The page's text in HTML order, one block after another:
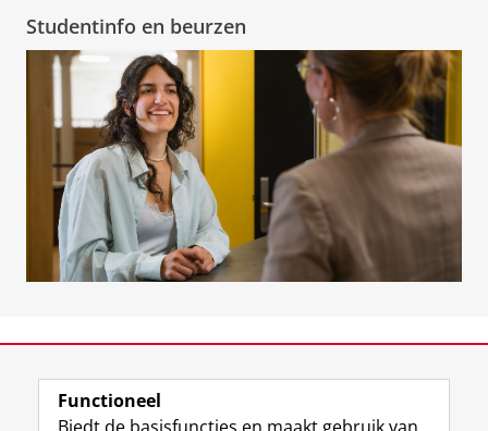
Studentinfo en beurzen
View this page in:English
Functioneel